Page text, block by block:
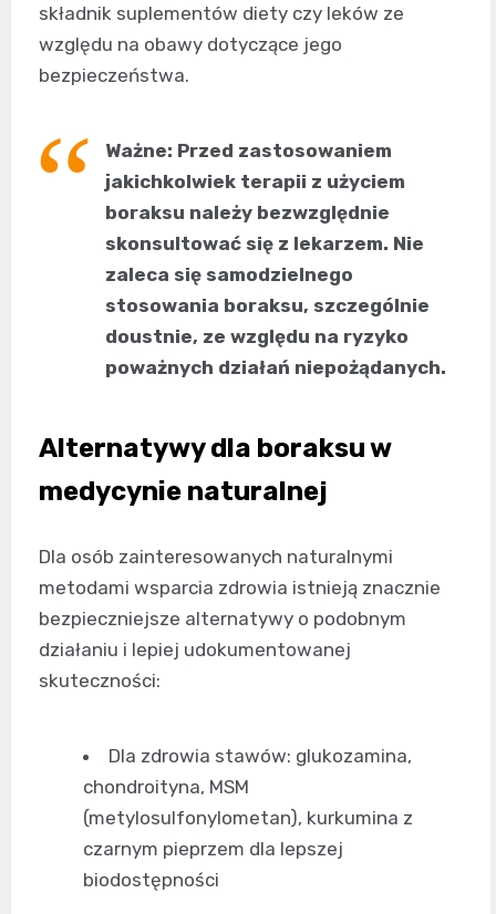
składnik suplementów diety czy leków ze
względu na obawy dotyczące jego
bezpieczeństwa.
Ważne: Przed zastosowaniem
jakichkolwiek terapii z użyciem
boraksu należy bezwzględnie
skonsultować się z lekarzem. Nie
zaleca się samodzielnego
stosowania boraksu, szczególnie
doustnie, ze względu na ryzyko
poważnych działań niepożądanych.
Alternatywy dla boraksu w
medycynie naturalnej
Dla osób zainteresowanych naturalnymi
metodami wsparcia zdrowia istnieją znacznie
bezpieczniejsze alternatywy o podobnym
działaniu i lepiej udokumentowanej
skuteczności:
Dla zdrowia stawów: glukozamina,
chondroityna, MSM
(metylosulfonylometan), kurkumina z
czarnym pieprzem dla lepszej
biodostępności